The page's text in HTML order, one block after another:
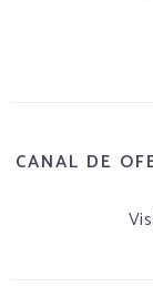
CANAL DE